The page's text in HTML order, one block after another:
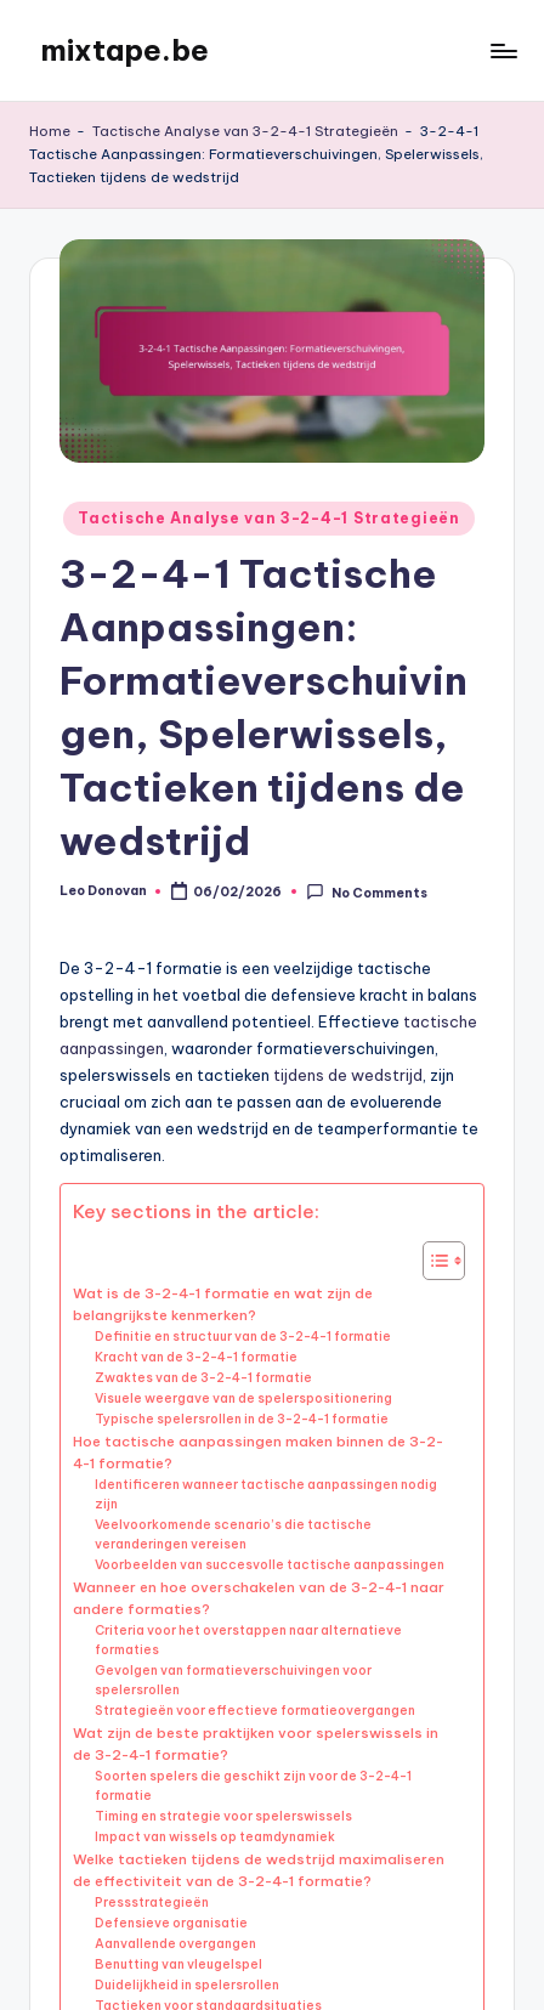
content
mixtape.be
Home - Tactische Analyse van 3-2-4-1 Strategieën - 3-2-4-1
Tactische Aanpassingen: Formatieverschuivingen, Spelerwissels,
Tactieken tijdens de wedstrijd
Posted
in
Tactische Analyse van 3-2-4-1 Strategieën
3-2-4-1 Tactische
Aanpassingen:
Formatieverschuivin
gen, Spelerwissels,
Tactieken tijdens de
wedstrijd
Posted
Leo Donovan 06/02/2026 No Comments
De 3-2-4-1 formatie is een veelzijdige tactische
opstelling in het voetbal die defensieve kracht in balans
brengt met aanvallend potentieel. Effectieve tactische
aanpassingen , waaronder formatieverschuivingen,
spelerswissels en tactieken tijdens de wedstrijd , zijn
cruciaal om zich aan te passen aan de evoluerende
dynamiek van een wedstrijd en de teamperformantie te
optimaliseren.
Key sections in the article:
Wat is de 3-2-4-1 formatie en wat zijn de
belangrijkste kenmerken?
Definitie en structuur van de 3-2-4-1 formatie
Kracht van de 3-2-4-1 formatie
Zwaktes van de 3-2-4-1 formatie
Visuele weergave van de spelerspositionering
Typische spelersrollen in de 3-2-4-1 formatie
Hoe tactische aanpassingen maken binnen de 3-2-
4-1 formatie?
Identificeren wanneer tactische aanpassingen nodig
zijn
Veelvoorkomende scenario’s die tactische
veranderingen vereisen
Voorbeelden van succesvolle tactische aanpassingen
Wanneer en hoe overschakelen van de 3-2-4-1 naar
andere formaties?
Criteria voor het overstappen naar alternatieve
formaties
Gevolgen van formatieverschuivingen voor
spelersrollen
Strategieën voor effectieve formatieovergangen
Wat zijn de beste praktijken voor spelerswissels in
de 3-2-4-1 formatie?
Soorten spelers die geschikt zijn voor de 3-2-4-1
formatie
Timing en strategie voor spelerswissels
Impact van wissels op teamdynamiek
Welke tactieken tijdens de wedstrijd maximaliseren
de effectiviteit van de 3-2-4-1 formatie?
Pressstrategieën
Defensieve organisatie
Aanvallende overgangen
Benutting van vleugelspel
Duidelijkheid in spelersrollen
Tactieken voor standaardsituaties